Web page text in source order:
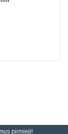
pirmieji!